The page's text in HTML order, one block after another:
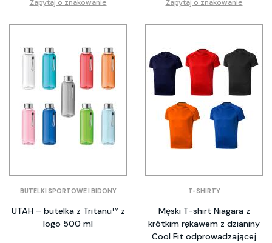
Zapytaj o znakowanie
Zapytaj o znakowanie
BUTELKI SPORTOWE I BIDONY
UTAH – butelka z Tritanu™ z
logo 500 ml
T-SHIRTY
Męski T-shirt Niagara z
krótkim rękawem z dzianiny
Cool Fit odprowadzającej